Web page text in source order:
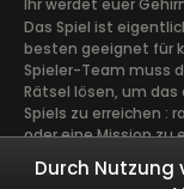
Ihr werdet euer
Das Spiel ist
besten geeignet für
Spieler-Team muss
Rätsel lösen, um
Spiels zu erreichen :
oder eine Mission zu
Spur zu kommen,
und Talente aller
Durch Nutzung